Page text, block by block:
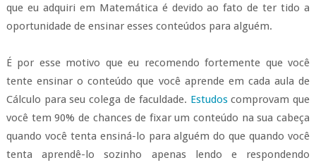
que eu adquiri em Matemática é devido ao fato de ter tido a
oportunidade de ensinar esses conteúdos para alguém.
É por esse motivo que eu recomendo fortemente que você
tente ensinar o conteúdo que você aprende em cada aula de
Cálculo para seu colega de faculdade. Estudoscomprovam que
você tem 90% de chances de fixar um conteúdo na sua cabeça
quando você tenta ensiná-lo para alguém do que quando você
tenta aprendê-lo sozinho apenas lendo e respondendo